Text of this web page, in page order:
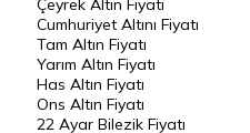
Endeksler
DÖVİZ
Döviz Kuru
Çeyrek Altın Fiyatı
Cumhuriyet Altını Fiyatı
Tam Altın Fiyatı
Yarım Altın Fiyatı
Has Altın Fiyatı
Ons Altın Fiyatı
22 Ayar Bilezik Fiyatı